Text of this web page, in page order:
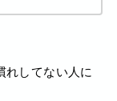
れしてない人に